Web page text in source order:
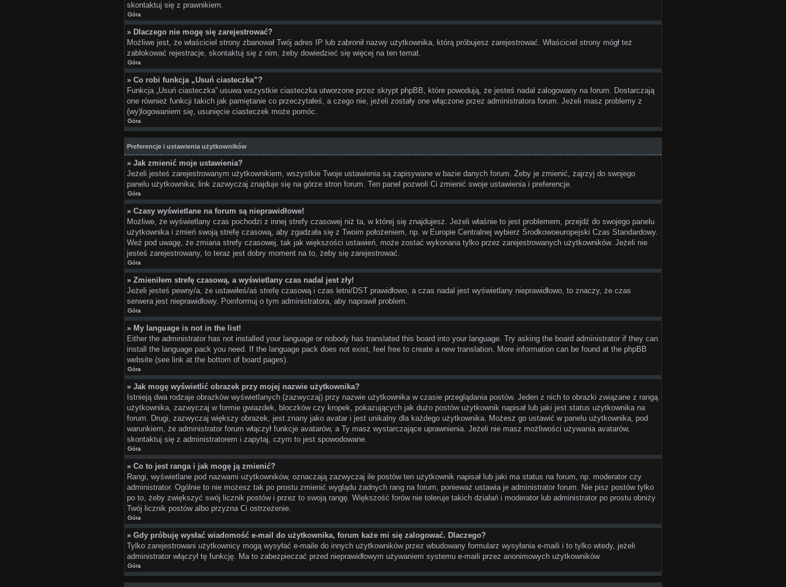
skontaktuj się z prawnikiem.
Góra
» Dlaczego nie mogę się zarejestrować?
Możliwe jest, że właściciel strony zbanował Twój adres IP lub zabronił nazwy użytkownika, którą próbujesz zarejestrować. Właściciel strony mógł też
zablokować rejestracje, skontaktuj się z nim, żeby dowiedzieć się więcej na ten temat.
Góra
» Co robi funkcja „Usuń ciasteczka”?
Funkcja „Usuń ciasteczka” usuwa wszystkie ciasteczka utworzone przez skrypt phpBB, które powodują, że jesteś nadal zalogowany na forum. Dostarczają
one również funkcji takich jak pamiętanie co przeczytałeś, a czego nie, jeżeli zostały one włączone przez administratora forum. Jeżeli masz problemy z
(wy)logowaniem się, usunięcie ciasteczek może pomóc.
Góra
Preferencje i ustawienia użytkowników
» Jak zmienić moje ustawienia?
Jeżeli jesteś zarejestrowanym użytkownikiem, wszystkie Twoje ustawienia są zapisywane w bazie danych forum. Żeby je zmienić, zajrzyj do swojego
panelu użytkownika; link zazwyczaj znajduje się na górze stron forum. Ten panel pozwoli Ci zmienić swoje ustawienia i preferencje.
Góra
» Czasy wyświetlane na forum są nieprawidłowe!
Możliwe, że wyświetlany czas pochodzi z innej strefy czasowej niż ta, w której się znajdujesz. Jeżeli właśnie to jest problemem, przejdź do swojego panelu
użytkownika i zmień swoją strefę czasową, aby zgadzała się z Twoim położeniem, np. w Europie Centralnej wybierz Środkowoeuropejski Czas Standardowy.
Weź pod uwagę, że zmiana strefy czasowej, tak jak większości ustawień, może zostać wykonana tylko przez zarejestrowanych użytkowników. Jeżeli nie
jesteś zarejestrowany, to teraz jest dobry moment na to, żeby się zarejestrować.
Góra
» Zmieniłem strefę czasową, a wyświetlany czas nadal jest zły!
Jeżeli jesteś pewny/a, że ustawiłeś/aś strefę czasową i czas letni/DST prawidłowo, a czas nadal jest wyświetlany nieprawidłowo, to znaczy, że czas
serwera jest nieprawidłowy. Poinformuj o tym administratora, aby naprawił problem.
Góra
» My language is not in the list!
Either the administrator has not installed your language or nobody has translated this board into your language. Try asking the board administrator if they can
install the language pack you need. If the language pack does not exist, feel free to create a new translation. More information can be found at the phpBB
website (see link at the bottom of board pages).
Góra
» Jak mogę wyświetlić obrazek przy mojej nazwie użytkownika?
Istnieją dwa rodzaje obrazków wyświetlanych (zazwyczaj) przy nazwie użytkownika w czasie przeglądania postów. Jeden z nich to obrazki związane z rangą
użytkownika, zazwyczaj w formie gwiazdek, bloczków czy kropek, pokazujących jak dużo postów użytkownik napisał lub jaki jest status użytkownika na
forum. Drugi, zazwyczaj większy obrazek, jest znany jako avatar i jest unikalny dla każdego użytkownika. Możesz go ustawić w panelu użytkownika, pod
warunkiem, że administrator forum włączył funkcje avatarów, a Ty masz wystarczające uprawnienia. Jeżeli nie masz możliwości używania avatarów,
skontaktuj się z administratorem i zapytaj, czym to jest spowodowane.
Góra
» Co to jest ranga i jak mogę ją zmienić?
Rangi, wyświetlane pod nazwami użytkowników, oznaczają zazwyczaj ile postów ten użytkownik napisał lub jaki ma status na forum, np. moderator czy
administrator. Ogólnie to nie możesz tak po prostu zmienić wyglądu żadnych rang na forum, ponieważ ustawia je administrator forum. Nie pisz postów tylko
po to, żeby zwiększyć swój licznik postów i przez to swoją rangę. Większość forów nie toleruje takich działań i moderator lub administrator po prostu obniży
Twój licznik postów albo przyzna Ci ostrzeżenie.
Góra
» Gdy próbuję wysłać wiadomość e-mail do użytkownika, forum każe mi się zalogować. Dlaczego?
Tylko zarejestrowani użytkownicy mogą wysyłać e-maile do innych użytkowników przez wbudowany formularz wysyłania e-maili i to tylko wtedy, jeżeli
administrator włączył tę funkcję. Ma to zabezpieczać przed nieprawidłowym używaniem systemu e-maili przez anonimowych użytkowników.
Góra